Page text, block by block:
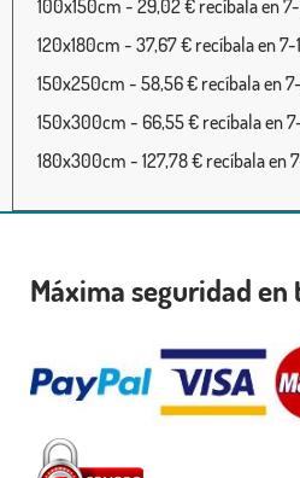
100x150cm - 29,02 € recíbala en
120x180cm - 37,67 € recíbala en 7-
150x250cm - 58,56 € recíbala en
150x300cm - 66,55 € recíbala en
180x300cm - 127,78 € recíbala en
Máxima seguridad en